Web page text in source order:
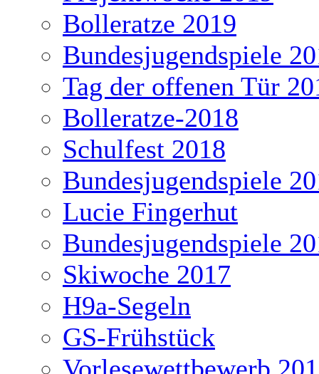
Bolleratze 2019
Bundesjugendspiele
Tag der offenen Tür
Bolleratze-2018
Schulfest 2018
Bundesjugendspiele
Lucie Fingerhut
Bundesjugendspiele
Skiwoche 2017
H9a-Segeln
GS-Frühstück